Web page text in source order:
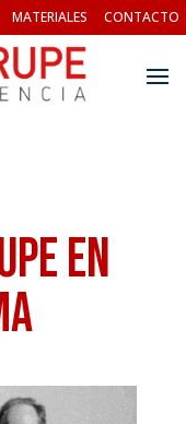
MATERIALES CONTACTO
en